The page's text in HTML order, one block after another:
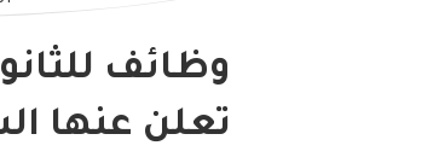
وظائف
تعلن عنها